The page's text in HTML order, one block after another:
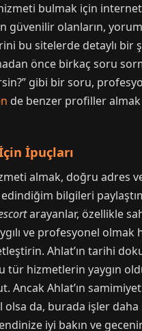
bulmak için
olanların,
bu sitelerde detaylı bir
önce birkaç soru
gibi bir soru,
de benzer profiller
İpuçları
almak, doğru adres
bilgileri
arayanlar, özellikle
ve profesyonel
Ahlat’ın tarihi
tür hizmetlerin yaygın
Ahlat’ın
da, burada işler daha
iyi bakın ve gecenin